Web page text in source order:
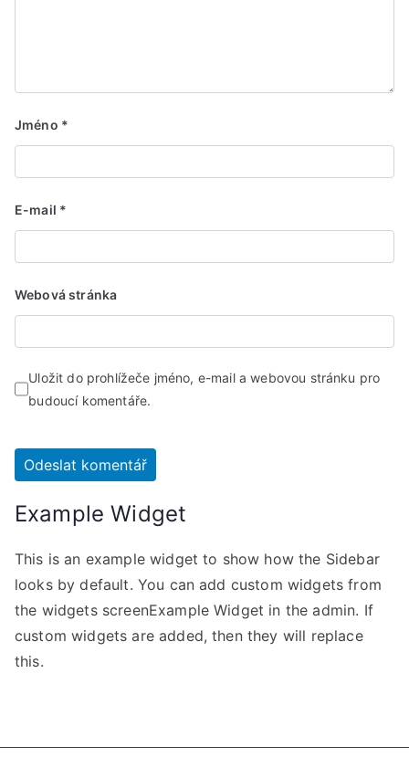
Jméno *
E-mail *
Webová stránka
Uložit do prohlížeče jméno, e-mail a webovou stránku pro
budoucí komentáře.
Example Widget
This is an example widget to show how the Sidebar
looks by default. You can add custom widgets from
the widgets screenExample Widget in the admin. If
custom widgets are added, then they will replace
this.